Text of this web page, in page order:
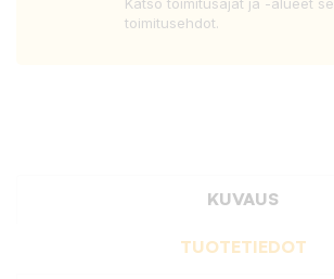
toimitusehdot.
KUVAUS
TUOTETIEDOT